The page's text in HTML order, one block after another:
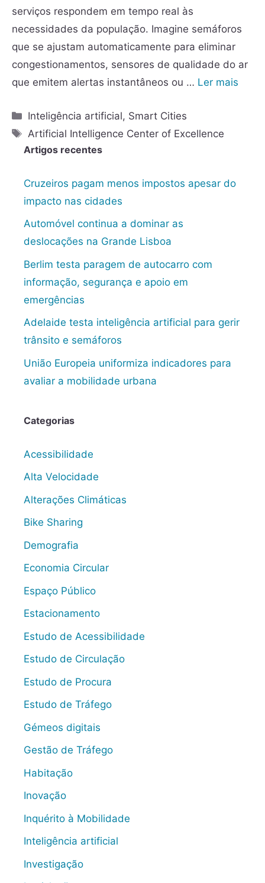
serviços respondem em tempo real às
necessidades da população. Imagine semáforos
que se ajustam automaticamente para eliminar
congestionamentos, sensores de qualidade do ar
que emitem alertas instantâneos ou … Ler mais
Inteligência artificial, Smart Cities
Artificial Intelligence Center of Excellence
Artigos recentes
Cruzeiros pagam menos impostos apesar do
impacto nas cidades
Automóvel continua a dominar as
deslocações na Grande Lisboa
Berlim testa paragem de autocarro com
informação, segurança e apoio em
emergências
Adelaide testa inteligência artificial para gerir
trânsito e semáforos
União Europeia uniformiza indicadores para
avaliar a mobilidade urbana
Categorias
Acessibilidade
Alta Velocidade
Alterações Climáticas
Bike Sharing
Demografia
Economia Circular
Espaço Público
Estacionamento
Estudo de Acessibilidade
Estudo de Circulação
Estudo de Procura
Estudo de Tráfego
Gémeos digitais
Gestão de Tráfego
Habitação
Inovação
Inquérito à Mobilidade
Inteligência artificial
Investigação